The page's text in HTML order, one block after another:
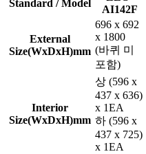
Standard / Model
AI142F
External
Size(WxDxH)mm
696 x 692
x 1800
(바퀴 미
포함)
Interior
Size(WxDxH)mm
상 (596 x
437 x 636)
x 1EA
하 (596 x
437 x 725)
x 1EA